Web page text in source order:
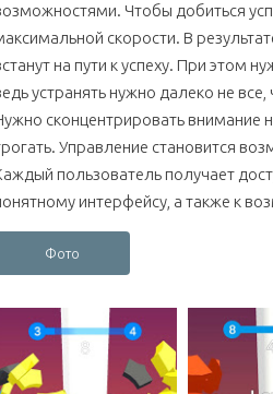
Чтобы добиться
скорости. В
на пути к успеху. При этом
устранять нужно далеко не
сконцентрировать внимание
Управление становится
пользователь получает
интерфейсу, а также к
Фото